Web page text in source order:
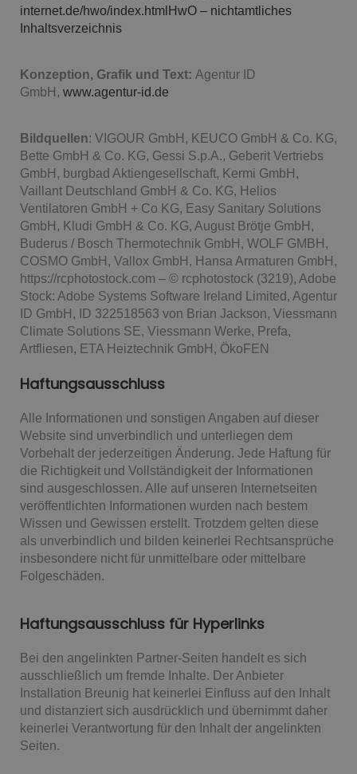
internet.de/hwo/index.htmlHwO – nichtamtliches
Inhaltsverzeichnis
Konzeption, Grafik und Text: Agentur ID
GmbH, www.agentur-id.de
Bildquellen: VIGOUR GmbH, KEUCO GmbH & Co. KG,
Bette GmbH & Co. KG, Gessi S.p.A., Geberit Vertriebs
GmbH, burgbad Aktiengesellschaft, Kermi GmbH,
Vaillant Deutschland GmbH & Co. KG, Helios
Ventilatoren GmbH + Co KG, Easy Sanitary Solutions
GmbH, Kludi GmbH & Co. KG, August Brötje GmbH,
Buderus / Bosch Thermotechnik GmbH, WOLF GMBH,
COSMO GmbH, Vallox GmbH, Hansa Armaturen GmbH,
https://rcphotostock.com – © rcphotostock (3219), Adobe
Stock: Adobe Systems Software Ireland Limited, Agentur
ID GmbH, ID 322518563 von Brian Jackson, Viessmann
Climate Solutions SE, Viessmann Werke, Prefa,
Artfliesen, ETA Heiztechnik GmbH, ÖkoFEN
Haftungsausschluss
Alle Informationen und sonstigen Angaben auf dieser
Website sind unverbindlich und unterliegen dem
Vorbehalt der jederzeitigen Änderung. Jede Haftung für
die Richtigkeit und Vollständigkeit der Informationen
sind ausgeschlossen. Alle auf unseren Internetseiten
veröffentlichten Informationen wurden nach bestem
Wissen und Gewissen erstellt. Trotzdem gelten diese
als unverbindlich und bilden keinerlei Rechtsansprüche
insbesondere nicht für unmittelbare oder mittelbare
Folgeschäden.
Haftungsausschluss für Hyperlinks
Bei den angelinkten Partner-Seiten handelt es sich
ausschließlich um fremde Inhalte. Der Anbieter
Installation Breunig hat keinerlei Einfluss auf den Inhalt
und distanziert sich ausdrücklich und übernimmt daher
keinerlei Verantwortung für den Inhalt der angelinkten
Seiten.